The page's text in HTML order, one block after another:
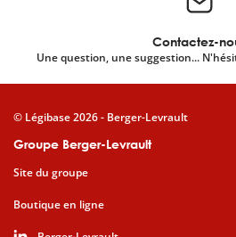
Contactez-
Une question, une suggestion...
Groupe Berger-Levrault
Site du groupe
Boutique en ligne
© Légibase 2026 - Berger-Levrault